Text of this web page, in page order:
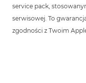
service pack,
serwisowej. To
zgodności z Twoim